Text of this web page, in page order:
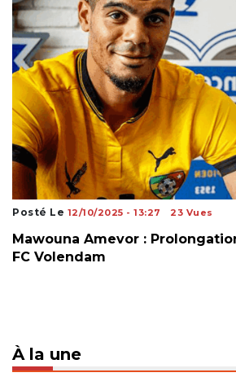
Posté Le 12/10/2025 - 13:27 23 Vues
Mawouna Amevor :
FC Volendam
À la une